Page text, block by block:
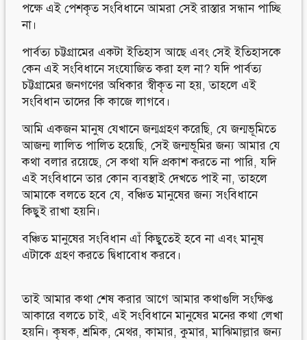
পক্ষে এই পেশকৃত সংবিধানে আমরা সেই রাস্তার সন্ধান পাচ্ছি
না।
পার্বত্য চট্টগ্রামের একটা ইতিহাস আছে এবং সেই ইতিহাসকে
কেন এই সংবিধানে সংযোজিত করা হল না? যদি পার্বত্য
চট্টগ্রামের জনগণের অধিকার স্বীকৃত না হয়, তাহলে এই
সংবিধান তাদের কি কাজে লাগবে।
আমি একজন মানুষ যেখানে জন্মগ্রহণ করেছি, যে জন্মভূমিতে
আজন্ম লালিত পালিত হয়েছি, সেই জন্মভূমির জন্য আমার যে
কথা বলার রয়েছে, সে কথা যদি প্রকাশ করতে না পারি, যদি
এই সংবিধানে তার কোন ব্যবস্থাই দেখতে পাই না, তাহলে
আমাকে বলতে হবে যে, বঞ্চিত মানুষের জন্য সংবিধানে
কিছুই রাখা হয়নি।
বঞ্চিত মানুষের সংবিধান এাঁ কিছুতেই হবে না এবং মানুষ
এটাকে গ্রহণ করতে দ্বিধাবোধ করবে।
তাই আমার কথা শেষ করার আগে আমার কথাগুলি সংক্ষিপ্ত
আকারে বলতে চাই, এই সংবিধানে মানুষের মনের কথা লেখা
হয়নি। কৃষক, শ্রমিক, মেথর, কামার, কুমার, মাঝিমাল্লার জন্য